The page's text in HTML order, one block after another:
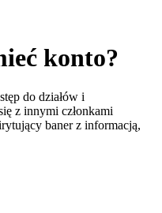
konto?
do działów i
z innymi członkami
baner z informacją,